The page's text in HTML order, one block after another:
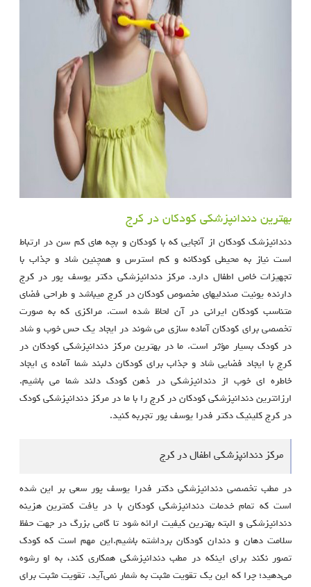
بهترین دندانپزشکی کودکان در کرج
دندانپزشک کودکان از آنجایی که با کودکان و بچه های کم سن در ارتباط
است نیاز به محیطی کودکانه و کم استرس و همچنین شاد و جذاب با
تجهیزات خاص اطفال دارد. مرکز دندانپزشکی دکتر یوسف پور در کرج
دارنده یونیت صندلیهای مخصوص کودکان در کرج میباشد و طراحی فضای
متناسب کودکان ایرانی در آن لحاظ شده است. مراکزی که به صورت
تخصصی برای کودکان آماده سازی می شوند در ایجاد یک حس خوب و شاد
در کودک بسیار مؤثر است. ما در بهترین مرکز دندانپزشکی کودکان در
کرج با ایجاد فضایی شاد و جذاب برای کودکان دلبند شما آماده ی ایجاد
خاطره ای خوب از دندانپزشکی در ذهن کودک دلند شما می باشیم.
ارزانترین دندانپزشکی کودکان در کرج را با ما در مرکز دندانپزشکی کودک
در کرج کلینیک دکتر فدرا یوسف پور تجربه کنید.
مرکز دندانپزشکی اطفال در کرج
در مطب تخصصی دندانپزشکی دکتر فدرا یوسف پور سعی بر این شده
است که تمام خدمات دندانپزشکی کودکان با در یافت کمترین هزینه
دندانپزشکی و البته بهترین کیفیت ارائه شود تا گامی بزرگ در جهت حفظ
سلامت دهان و دندان کودکان برداشته باشیم.اين مهم است که کودک
تصور نکند براي اينکه در مطب دندانپزشکي همکاري کند، به او رشوه
مي‌دهيد؛ چرا که اين يک تقويت مثبت به شمار نمي‌آيد. تقويت مثبت براي